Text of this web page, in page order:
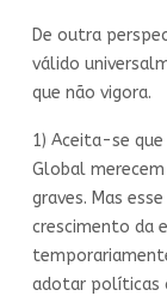
De outra
válido
que não vigora.
1) Aceita-se
Global merecem
graves. Mas
crescimento da
adotar políticas